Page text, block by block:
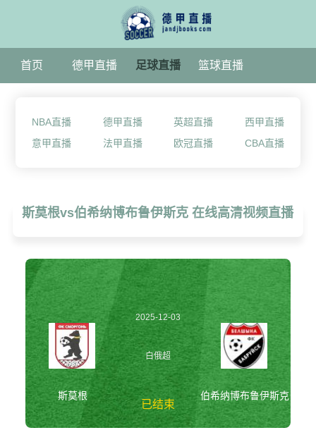
首页 德甲直播 足球直播 篮球直播
NBA直播 德甲直播 英超直播
西甲直播
意甲直播
法甲直播 欧冠直播 CBA直播
斯莫根vs伯希纳博布鲁伊斯克 在线高清视频直播
斯莫根
2025-12-03
18:30:00
白俄超
已结束
伯希纳博布鲁伊斯克